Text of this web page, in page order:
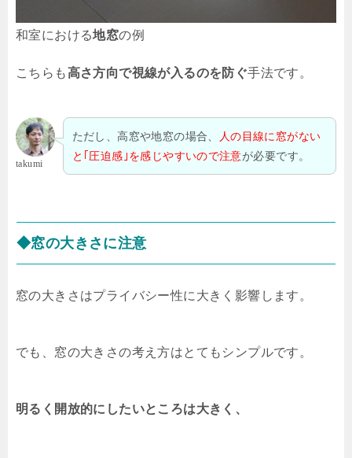
和室における地窓の例
こちらも高さ方向で視線が入るのを防ぐ手法です。
takumi
ただし、高窓や地窓の場合、
人の目線に窓がない
と｢圧迫感｣を感じやすいので注意が必要です。
◆窓の大きさに注意
窓の大きさはプライバシー性に大きく影響します。
でも、窓の大きさの考え方はとてもシンプルです。
明るく開放的にしたいところは大きく、